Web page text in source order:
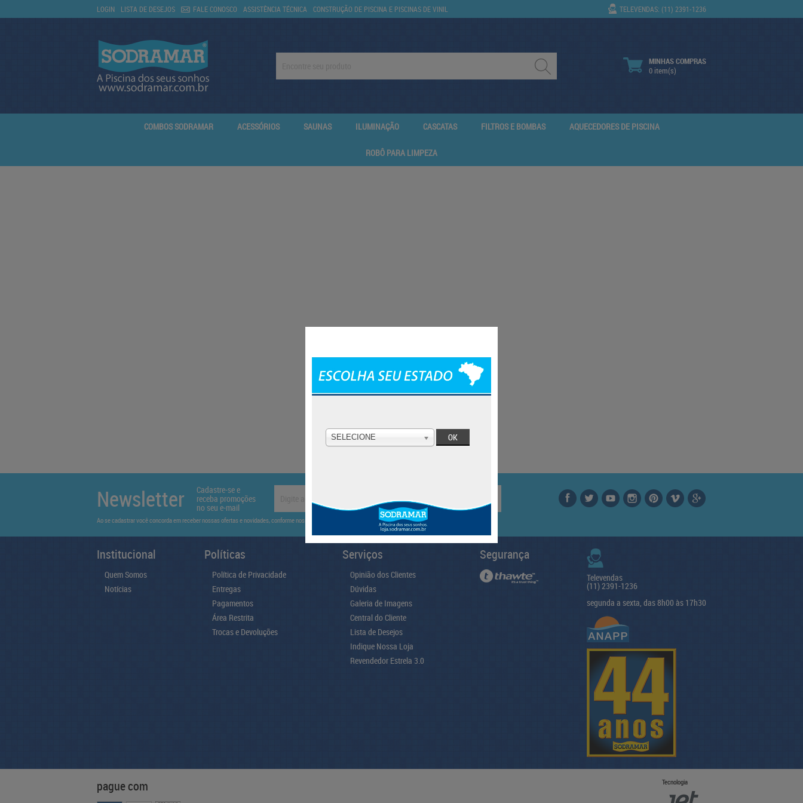
LOGIN LISTA DE DESEJOS FALE CONOSCO ASSISTÊNCIA TÉCNICA CONSTRUÇÃO DE PISCINA E PISCINAS DE VINIL TELEVENDAS: (11) 2391-1236
MINHAS COMPRAS
0 item(s)
COMBOS SODRAMAR ACESSÓRIOS SAUNAS ILUMINAÇÃO CASCATAS FILTROS E BOMBAS AQUECEDORES DE PISCINA
ROBÔ PARA LIMPEZA
Newsletter Cadastre-se e
receba promoções
no seu e-mail
Ao se cadastrar você concorda em receber nossas ofertas e novidades, conforme nossa Política de Privacidade.
Institucional
Quem Somos
Notícias
Políticas
Política de Privacidade
Entregas
Pagamentos
Área Restrita
Trocas e Devoluções
Serviços
Opinião dos Clientes
Dúvidas
Galeria de Imagens
Central do Cliente
Lista de Desejos
Indique Nossa Loja
Revendedor Estrela 3.0
Segurança
Televendas
(11) 2391-1236
segunda a sexta, das 8h00 às 17h30
pague com Tecnologia
SELECIONE